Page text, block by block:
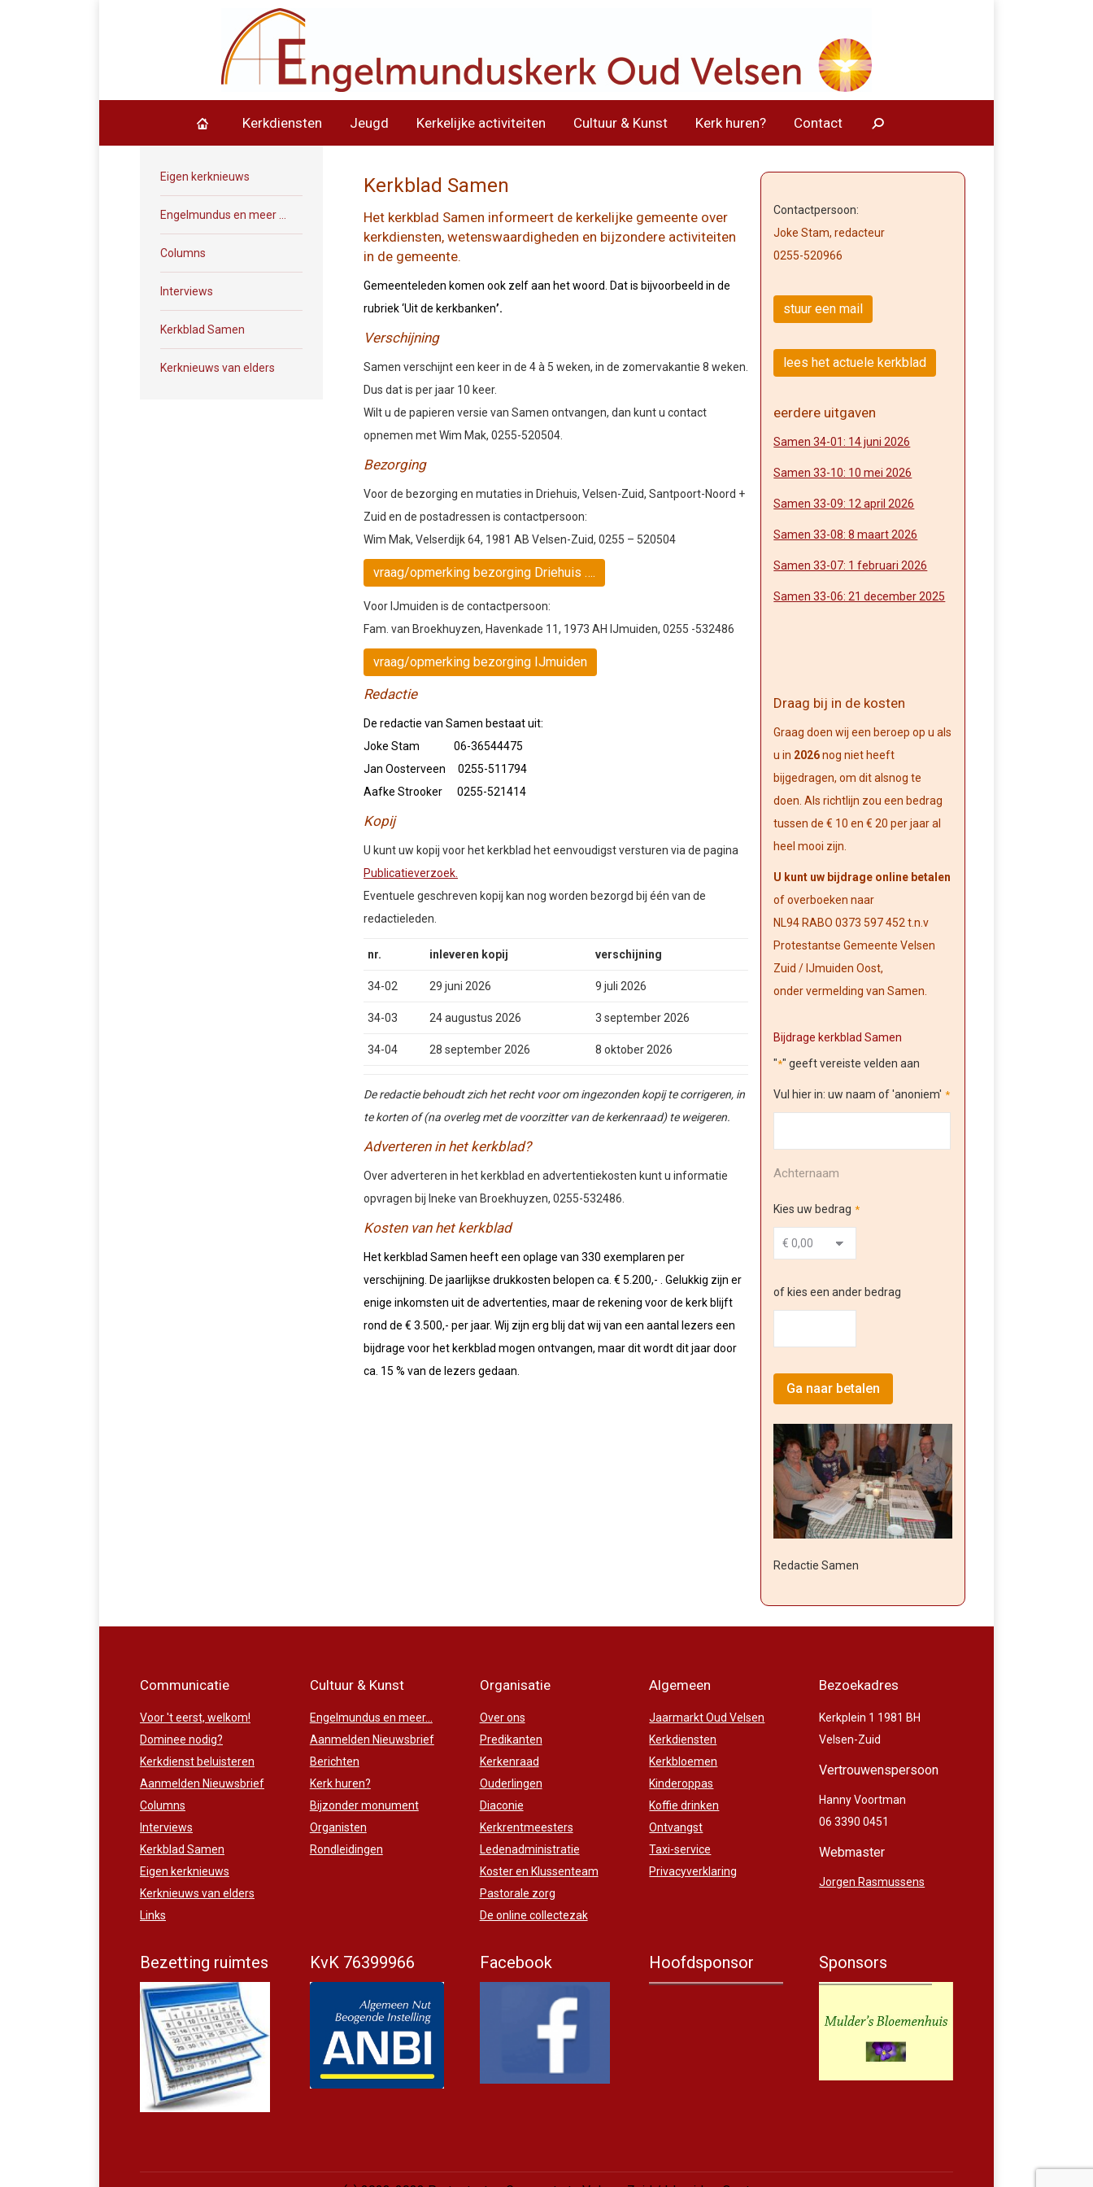
Kerkdiensten Jeugd Kerkelijke activiteiten Cultuur & Kunst Kerk huren? Contact
Kerkblad Samen
Het kerkblad Samen informeert de kerkelijke gemeente over
kerkdiensten, wetenswaardigheden en bijzondere activiteiten
in de gemeente.
Gemeenteleden komen ook zelf aan het woord. Dat is bijvoorbeeld in de
rubriek ‘Uit de kerkbanken’.
Verschijning
Samen verschijnt een keer in de 4 à 5 weken, in de zomervakantie 8 weken.
Dus dat is per jaar 10 keer.
Wilt u de papieren versie van Samen ontvangen, dan kunt u contact
opnemen met Wim Mak, 0255-520504.
Bezorging
Voor de bezorging en mutaties in Driehuis, Velsen-Zuid, Santpoort-Noord +
Zuid en de postadressen is contactpersoon:
Wim Mak, Velserdijk 64, 1981 AB Velsen-Zuid, 0255 – 520504
vraag/opmerking bezorging Driehuis ….
Voor IJmuiden is de contactpersoon:
Fam. van Broekhuyzen, Havenkade 11, 1973 AH IJmuiden, 0255 -532486
vraag/opmerking bezorging IJmuiden
Redactie
De redactie van Samen bestaat uit:
Joke Stam 06-36544475
Jan Oosterveen 0255-511794
Aafke Strooker 0255-521414
Kopij
U kunt uw kopij voor het kerkblad het eenvoudigst versturen via de pagina
Publicatieverzoek.
Eventuele geschreven kopij kan nog worden bezorgd bij één van de
redactieleden.
nr. inleveren kopij verschijning
34-02 29 juni 2026 9 juli 2026
34-03 24 augustus 2026 3 september 2026
34-04 28 september 2026 8 oktober 2026
De redactie behoudt zich het recht voor om ingezonden kopij te corrigeren, in
te korten of (na overleg met de voorzitter van de kerkenraad) te weigeren.
Adverteren in het kerkblad?
Over adverteren in het kerkblad en advertentiekosten kunt u informatie
opvragen bij Ineke van Broekhuyzen, 0255-532486.
Kosten van het kerkblad
Het kerkblad Samen heeft een oplage van 330 exemplaren per
verschijning. De jaarlijkse drukkosten belopen ca. € 5.200,- . Gelukkig zijn er
enige inkomsten uit de advertenties, maar de rekening voor de kerk blijft
rond de € 3.500,- per jaar. Wij zijn erg blij dat wij van een aantal lezers een
bijdrage voor het kerkblad mogen ontvangen, maar dit wordt dit jaar door
ca. 15 % van de lezers gedaan.
Contactpersoon:
Joke Stam, redacteur
0255-520966
stuur een mail
lees het actuele kerkblad
eerdere uitgaven
Samen 34-01: 14 juni 2026
Samen 33-10: 10 mei 2026
Samen 33-09: 12 april 2026
Samen 33-08: 8 maart 2026
Samen 33-07: 1 februari 2026
Samen 33-06: 21 december 2025
Draag bij in de kosten
Graag doen wij een beroep op u als
uin 2026nog niet heeft
bijgedragen, om dit alsnog te
doen. Als richtlijn zou een bedrag
tussen de € 10 en € 20 per jaar al
heel mooi zijn.
U kunt uw bijdrage online betalen
of overboeken naar
NL94 RABO 0373 597 452 t.n.v
Protestantse Gemeente Velsen
Zuid / IJmuiden Oost,
onder vermelding van Samen.
Bijdrage kerkblad Samen
"*" geeft vereiste velden aan
Vul hier in: uw naam of 'anoniem' *
Achternaam
Kies uw bedrag *
of kies een ander bedrag
Redactie Samen
Eigen kerknieuws
Engelmundus en meer …
Columns
Interviews
Kerkblad Samen
Kerknieuws van elders
Communicatie
Voor 't eerst, welkom!
Dominee nodig?
Kerkdienst beluisteren
Aanmelden Nieuwsbrief
Columns
Interviews
Kerkblad Samen
Eigen kerknieuws
Kerknieuws van elders
Links
Cultuur & Kunst
Engelmundus en meer...
Aanmelden Nieuwsbrief
Berichten
Kerk huren?
Bijzonder monument
Organisten
Rondleidingen
Organisatie
Over ons
Predikanten
Kerkenraad
Ouderlingen
Diaconie
Kerkrentmeesters
Ledenadministratie
Koster en Klussenteam
Pastorale zorg
De online collectezak
Algemeen
Jaarmarkt Oud Velsen
Kerkdiensten
Kerkbloemen
Kinderoppas
Koffie drinken
Ontvangst
Taxi-service
Privacyverklaring
Bezoekadres
Kerkplein 1 1981 BH
Velsen-Zuid
Vertrouwenspersoon
Hanny Voortman
06 3390 0451
Webmaster
Jorgen Rasmussens
Bezetting ruimtes KvK 76399966 Facebook Hoofdsponsor Sponsors